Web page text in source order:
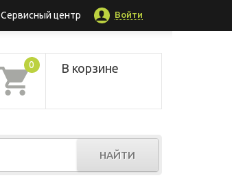
Сервисный центр Войти
0 В корзине
НАЙТИ